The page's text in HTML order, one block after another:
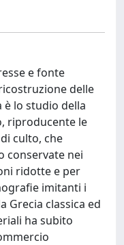
e fonte
delle
lo studio della
riproducente le
culto, che
conservate nei
ridotte e per
imitanti i
Grecia classica ed
ha subito